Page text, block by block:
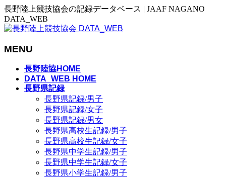
長野陸上競技協会の記録データベース | JAAF NAGANO
DATA_WEB
MENU
長野陸協HOME
DATA_WEB HOME
長野県記録
長野県記録/男子
長野県記録/女子
長野県記録/男女
長野県高校生記録/男子
長野県高校生記録/女子
長野県中学生記録/男子
長野県中学生記録/女子
長野県小学生記録/男子